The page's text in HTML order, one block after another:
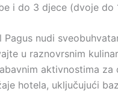
i do 3 djece (dvoje
Pagus nudi
u raznovrsnim
aktivnostima
hotela, uključujući